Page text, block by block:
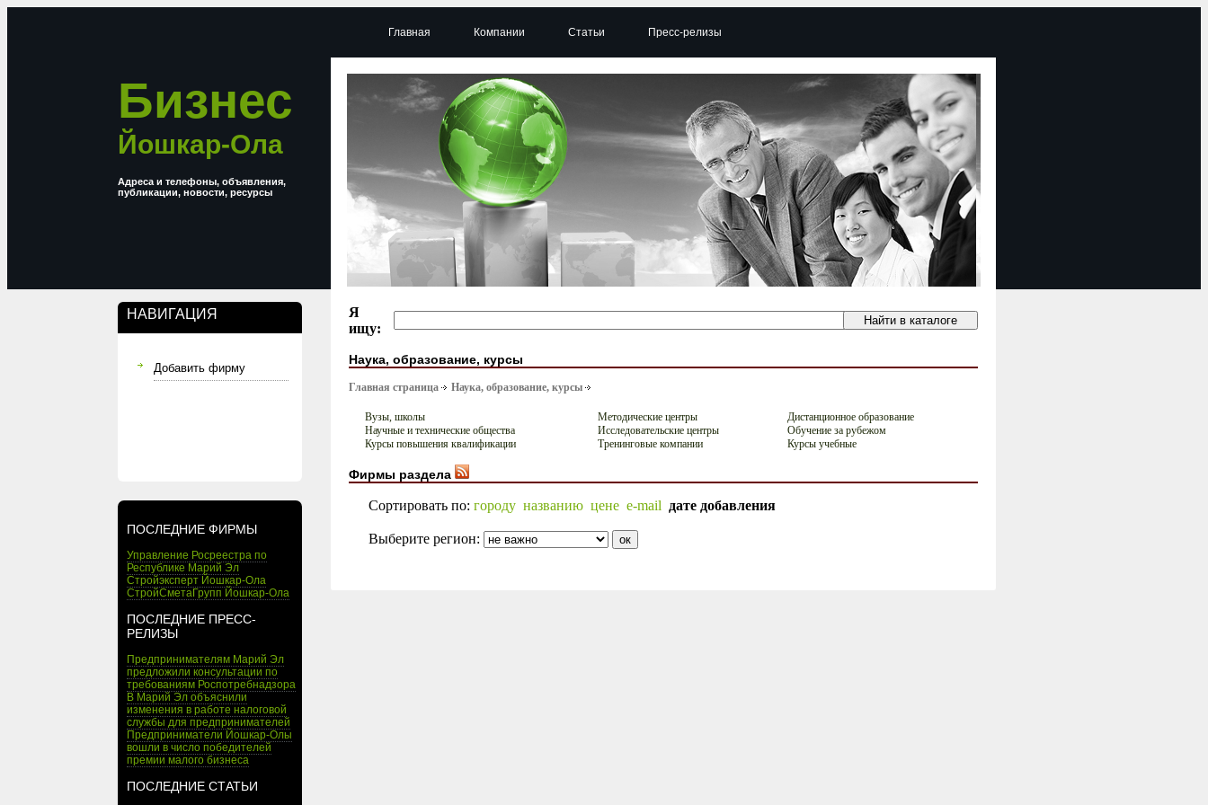
Бизнес
Йошкар-Ола
Адреса и телефоны, объявления,
публикации, новости, ресурсы
НАВИГАЦИЯ
Добавить фирму
ПОСЛЕДНИЕ ФИРМЫ
Управление Росреестра по
Республике Марий Эл
Стройэксперт Йошкар-Ола
СтройСметаГрупп Йошкар-Ола
ПОСЛЕДНИЕ ПРЕСС-
РЕЛИЗЫ
Предпринимателям Марий Эл
предложили консультации по
требованиям Роспотребнадзора
В Марий Эл объяснили
изменения в работе налоговой
службы для предпринимателей
Предприниматели Йошкар-Олы
вошли в число победителей
премии малого бизнеса
ПОСЛЕДНИЕ СТАТЬИ
Главная Компании Статьи Пресс-релизы
Я
ищу:
Наука, образование, курсы
Главная страница Наука, образование, курсы
Вузы, школы Методические центры
Дистанционное образование
Научные и технические общества
Исследовательские центры
Обучение за рубежом
Курсы повышения квалификации
Тренинговые компании Курсы учебные
Фирмы раздела
Сортировать по: городу названию цене e-mail дате добавления
Выберите регион: